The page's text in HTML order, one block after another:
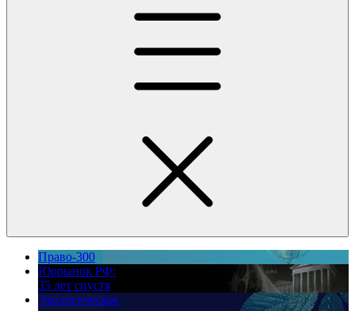
Право-300
Юррынок РФ:
35 лет спустя
Экологическое